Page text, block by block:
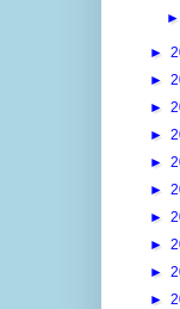
►
►
►
►
►
►
►
►
►
►